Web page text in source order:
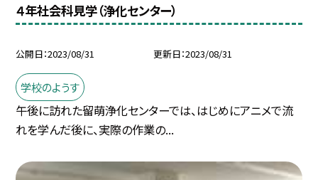
４年社会科見学（浄化センター）
公開日 2023/08/31 更新日 2023/08/31
学校のようす
午後に訪れた留萌浄化センターでは、はじめにアニメで流
れを学んだ後に、実際の作業の...